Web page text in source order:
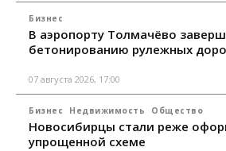
Бизнес
В аэропорту Толмачёво
бетонированию рулежных
07 августа 2026, 17:00
Бизнес Недвижимость Общество
Новосибирцы стали реже
упрощенной схеме